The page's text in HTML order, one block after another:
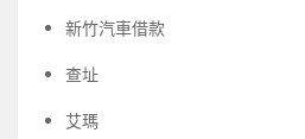
新竹汽車借款
查址
艾瑪